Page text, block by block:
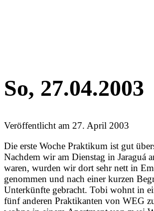
So, 27.04.2003
Veröffentlicht am 27. April 2003
Die erste Woche Praktikum ist gut
Nachdem wir am Dienstag in Jaraguá
waren, wurden wir dort sehr nett in
genommen und nach einer kurzen
Unterkünfte gebracht. Tobi wohnt in
fünf anderen Praktikanten von WEG